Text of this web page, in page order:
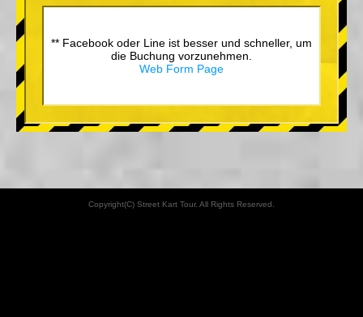
** Facebook oder Line ist besser und schneller, um
die Buchung vorzunehmen.
Web Form Page
Copyright(C) Street Kart Tour. All Rights Reserved.